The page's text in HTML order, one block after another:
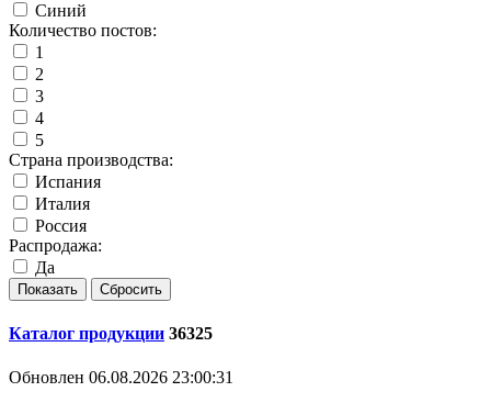
Синий
Количество постов:
1
2
3
4
5
Страна производства:
Испания
Италия
Россия
Распродажа:
Да
Каталог продукции 36325
Обновлен 06.08.2026 23:00:31